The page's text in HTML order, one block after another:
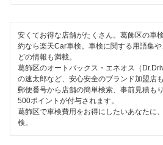
港区
目黒区
閉じる
ベアーズ車検
日産自動車販売
安心WE！車検
安くてお得な店舗がたくさん。葛飾区の車
約なら楽天Car車検。車検に関する用語集
どの情報も満載。
葛飾区のオートバックス・エネオス（
の速太郎など、安心安全のブランド加盟店
郵便番号から店舗の簡単検索、事前見積も
500ポイントが付与されます。
葛飾区で車検費用をお得にしたいあなたに
検。